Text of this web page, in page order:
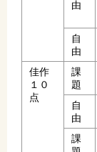
由
自
由
佳作
１０
点
課
題
自
由
課